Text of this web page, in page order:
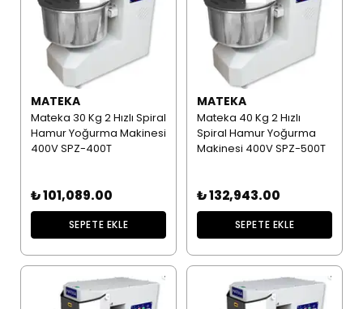
MATEKA
Mateka 30 Kg 2 Hızlı Spiral
Hamur Yoğurma Makinesi
400V SPZ-400T
₺ 101,089.00
SEPETE EKLE
MATEKA
Mateka 40 Kg 2 Hızlı
Spiral Hamur Yoğurma
Makinesi 400V SPZ-500T
₺ 132,943.00
SEPETE EKLE